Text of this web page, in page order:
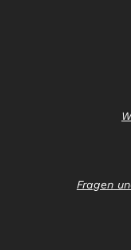
Fragen